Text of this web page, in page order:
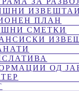
ИЗВЕШТАИ
ПЛАН
СМЕТКИ
ОД